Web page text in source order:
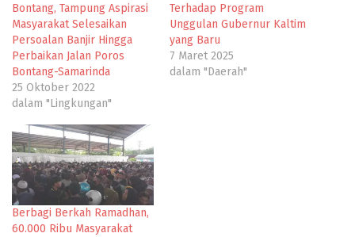
Bontang, Tampung Aspirasi
Masyarakat Selesaikan
Persoalan Banjir Hingga
Perbaikan Jalan Poros
Bontang-Samarinda
25 Oktober 2022
dalam "Lingkungan"
Terhadap Program
Unggulan Gubernur Kaltim
yang Baru
7 Maret 2025
dalam "Daerah"
Berbagi Berkah Ramadhan,
60.000 Ribu Masyarakat